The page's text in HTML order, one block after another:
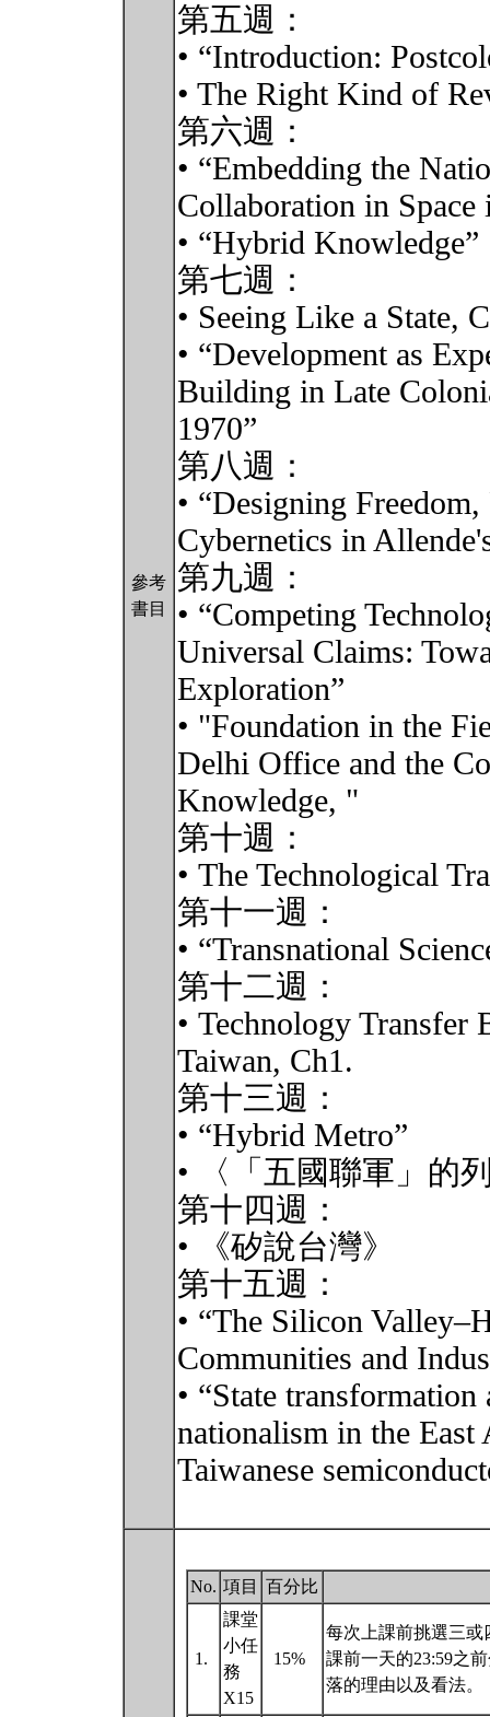
參考
書目
第五週：
• “Introduction:
• The Right Kind of
第六週：
• “Embedding the
Collaboration in Space
• “Hybrid Knowledge”
第七週：
• Seeing Like a State,
• “Development as
Building in Late
1970”
第八週：
• “Designing
Cybernetics in
第九週：
• “Competing
Universal Claims:
Exploration”
• "Foundation in the
Delhi Office and the
Knowledge, "
第十週：
• The Technological
第十一週：
• “Transnational
第十二週：
• Technology Transfer
Taiwan, Ch1.
第十三週：
• “Hybrid Metro”
• 〈「五國聯軍」的
第十四週：
• 《矽說台灣》
第十五週：
• “The Silicon
Communities and
• “State
nationalism in the East
Taiwanese
No. 項目 百分比
1.
課堂
小任
務
X15
15%
每次上課前挑選三或
課前一天的23:59之
落的理由以及看法。